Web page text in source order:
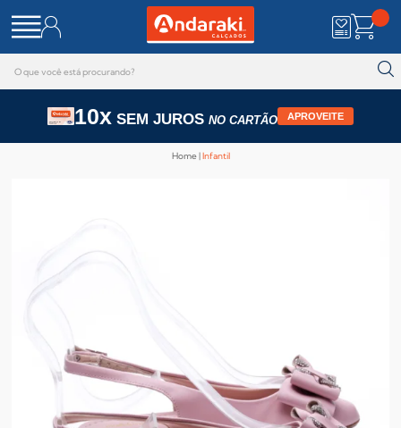
10x SEM JUROS NO CARTÃO APROVEITE
Home Infantil